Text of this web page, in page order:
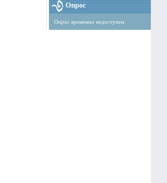
Опрос
Опрос временно недоступен.